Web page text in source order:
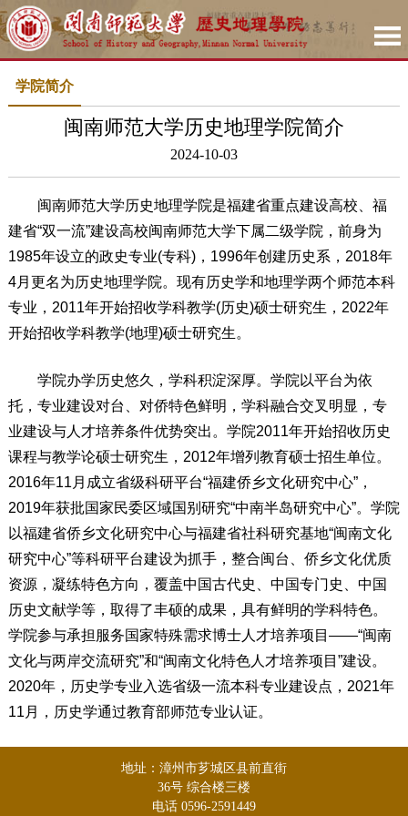
学院简介
闽南师范大学历史地理学院简介
2024-10-03
闽南师范大学历史地理学院是福建省重点建设高校、福
建省“双一流”建设高校闽南师范大学下属二级学院，前身为
1985年设立的政史专业(专科)，1996年创建历史系，2018年
4月更名为历史地理学院。现有历史学和地理学两个师范本科
专业，2011年开始招收学科教学(历史)硕士研究生，2022年
开始招收学科教学(地理)硕士研究生。
学院办学历史悠久，学科积淀深厚。学院以平台为依
托，专业建设对台、对侨特色鲜明，学科融合交叉明显，专
业建设与人才培养条件优势突出。学院2011年开始招收历史
课程与教学论硕士研究生，2012年增列教育硕士招生单位。
2016年11月成立省级科研平台“福建侨乡文化研究中心”，
2019年获批国家民委区域国别研究“中南半岛研究中心”。学院
以福建省侨乡文化研究中心与福建省社科研究基地“闽南文化
研究中心”等科研平台建设为抓手，整合闽台、侨乡文化优质
资源，凝练特色方向，覆盖中国古代史、中国专门史、中国
历史文献学等，取得了丰硕的成果，具有鲜明的学科特色。
学院参与承担服务国家特殊需求博士人才培养项目——“闽南
文化与两岸交流研究”和“闽南文化特色人才培养项目”建设。
2020年，历史学专业入选省级一流本科专业建设点，2021年
11月，历史学通过教育部师范专业认证。
地址：漳州市芗城区县前直街
36号 综合楼三楼
电话 0596-2591449